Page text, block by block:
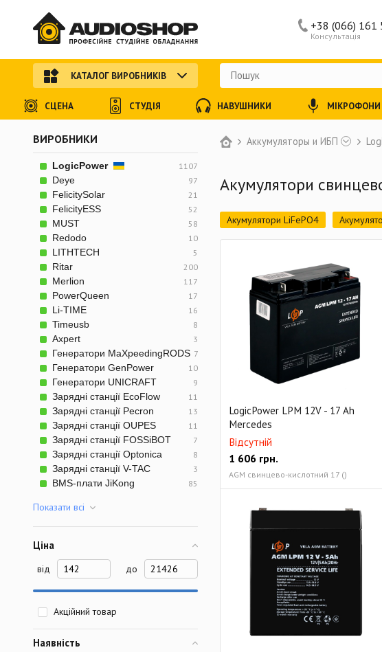
Аккумуляторы и ИБП
Акумулятори
Акумулятори LiFePO4
ДБЖ (з синусоїдою)
Джерела
Готові комплекти
Акумулятори для сонячних станцій
Сетевые фильтры
Аксесуари
LogicPower LPM 12V - 17 Ah
Mercedes
Відсутній
1 606 грн.
AGM свинцево-кислотний 17 ()
ВИРОБНИКИ
LogicPower 1107
Deye 97
FelicitySolar 21
FelicityESS 52
MUST 58
Redodo 10
LITHTECH 5
Ritar 200
Merlion 117
PowerQueen 17
Li-TIME 16
Timeusb 8
Axpert 3
Генератори MaXpeedingRODS 7
Генератори GenPower 10
Генератори UNICRAFT 9
Зарядні станції EcoFlow 11
Зарядні станції Pecron 13
Зарядні станції OUPES 11
Зарядні станції FOSSiBOT 7
Зарядні станції Optonica 8
Зарядні станції V-TAC 3
BMS-плати JiKong 85
Показати всi
Ціна
від до
Акційний товар
Наявність
Консультація
+38 (066) 161
КАТАЛОГ ВИРОБНИКІВ
СЦЕНА СТУДІЯ НАВУШНИКИ МІКРОФОНИ